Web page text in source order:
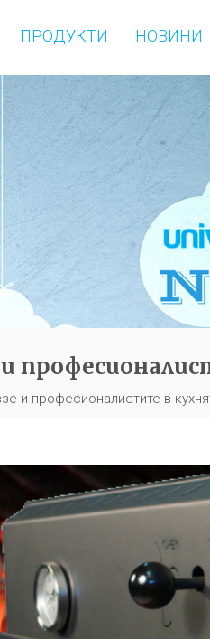
ПРОДУКТИ НОВИНИ
и
и професионалистите в